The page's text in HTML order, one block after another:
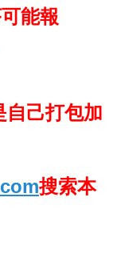
能報
自己打包加
搜索本